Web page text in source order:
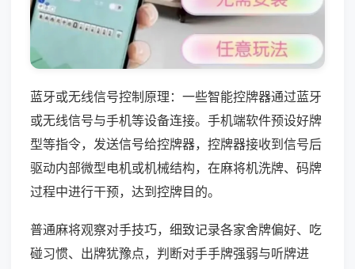
蓝牙或无线信号控制原理：一些智能控牌器通过蓝牙
或无线信号与手机等设备连接。手机端软件预设好牌
型等指令，发送信号给控牌器，控牌器接收到信号后
驱动内部微型电机或机械结构，在麻将机洗牌、码牌
过程中进行干预，达到控牌目的。
普通麻将观察对手技巧，细致记录各家舍牌偏好、吃
碰习惯、出牌犹豫点，判断对手手牌强弱与听牌进